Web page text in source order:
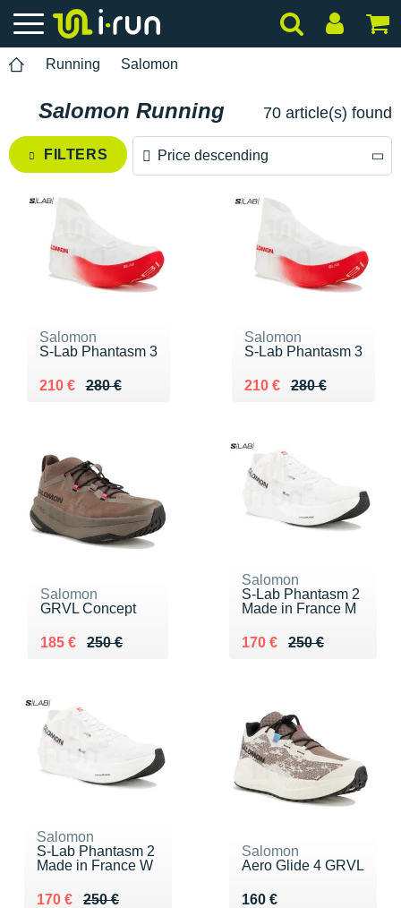
Running Salomon
Salomon Running 70 article(s) found
FILTERS Price descending
Salomon
S-Lab Phantasm 3
280 €
Au lieu de 280 €
210 €
Vendu 210 €
Salomon
S-Lab Phantasm 3
280 €
Au lieu de 280 €
210 €
Vendu 210 €
Salomon
GRVL Concept
250 €
Au lieu de 250 €
185 €
Vendu 185 €
Salomon
S-Lab Phantasm 2
Made in France M
250 €
Au lieu de 250 €
170 €
Vendu 170 €
Salomon
S-Lab Phantasm 2
Made in France W
250 €
Au lieu de 250 €
170 €
Vendu 170 €
Salomon
Aero Glide 4 GRVL
160 €
Vendu 160 €